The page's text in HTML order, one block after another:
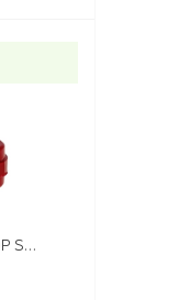
ИЗОЛЯТОР SM "БОЧОНОК" 40*